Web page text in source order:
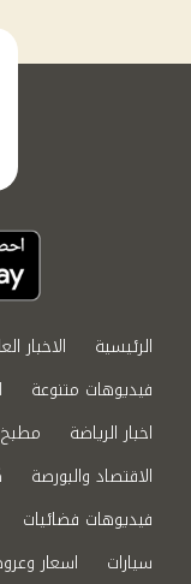
الرئيسية الاخبار
فيديوهات متنوعة
اخبار الرياضة
الاقتصاد والبورصة
فيديوهات فضائيات
سيارات
اسعار